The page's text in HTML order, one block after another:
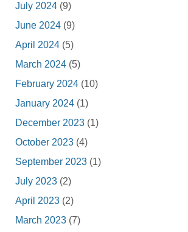
July 2024 (9)
June 2024 (9)
April 2024 (5)
March 2024 (5)
February 2024 (10)
January 2024 (1)
December 2023 (1)
October 2023 (4)
September 2023 (1)
July 2023 (2)
April 2023 (2)
March 2023 (7)